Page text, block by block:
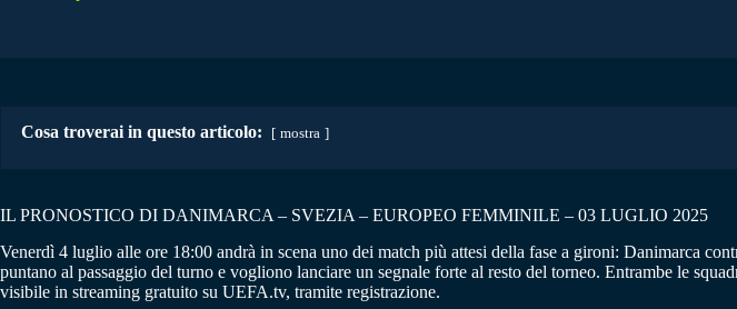
Cosa troverai in questo articolo: mostra
IL PRONOSTICO DI DANIMARCA – SVEZIA – EUROPEO FEMMINILE – 03 LUGLIO 2025
Venerdì 4 luglio alle ore 18:00 andrà in scena uno dei match più attesi della fase a gironi: Danimarca
puntano al passaggio del turno e vogliono lanciare un segnale forte al resto del torneo. Entrambe le
visibile in streaming gratuito su UEFA.tv, tramite registrazione.